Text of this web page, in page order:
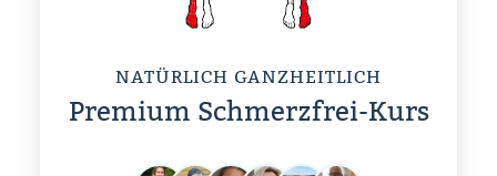
NATÜRLICH GANZHEITLICH
Premium Schmerzfrei-Kurs